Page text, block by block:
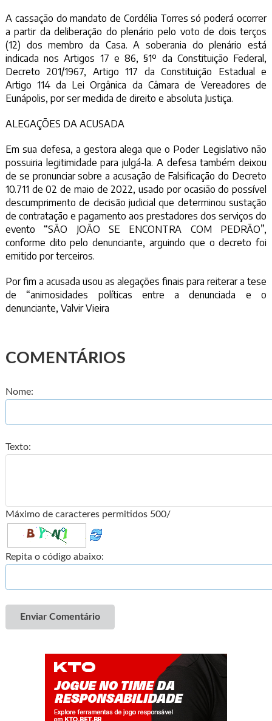
A cassação do mandato de Cordélia Torres só poderá ocorrer
a partir da deliberação do plenário pelo voto de dois terços
(12) dos membro da Casa. A soberania do plenário está
indicada nos Artigos 17 e 86, §1º da Constituição Federal,
Decreto 201/1967, Artigo 117 da Constituição Estadual e
Artigo 114 da Lei Orgânica da Câmara de Vereadores de
Eunápolis, por ser medida de direito e absoluta Justiça.
ALEGAÇÕES DA ACUSADA
Em sua defesa, a gestora alega que o Poder Legislativo não
possuiria legitimidade para julgá-la. A defesa também deixou
de se pronunciar sobre a acusação de Falsificação do Decreto
10.711 de 02 de maio de 2022, usado por ocasião do possível
descumprimento de decisão judicial que determinou sustação
de contratação e pagamento aos prestadores dos serviços do
evento “SÃO JOÃO SE ENCONTRA COM PEDRÃO”,
conforme dito pelo denunciante, arguindo que o decreto foi
emitido por terceiros.
Por fim a acusada usou as alegações finais para reiterar a tese
de “animosidades políticas entre a denunciada e o
denunciante, Valvir Vieira
COMENTÁRIOS
Nome:
Texto:
Máximo de caracteres permitidos 500/
Repita o código abaixo:
Enviar Comentário